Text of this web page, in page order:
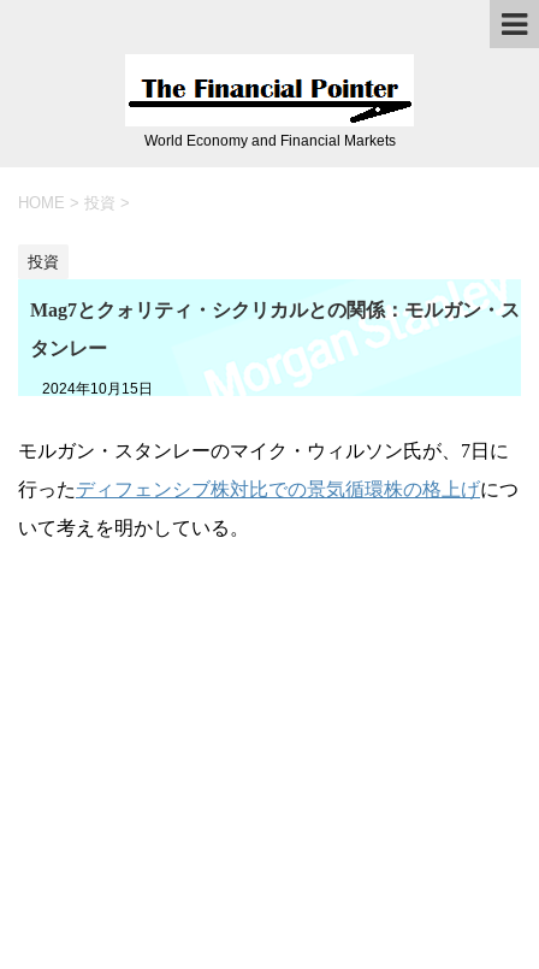
World Economy and Financial Markets
HOME > 投資 >
投資
Mag7とクォリティ・シクリカルとの関係：モルガン・ス
タンレー
2024年10月15日
モルガン・スタンレーのマイク・ウィルソン氏が、7日に
行ったディフェンシブ株対比での景気循環株の格上げにつ
いて考えを明かしている。